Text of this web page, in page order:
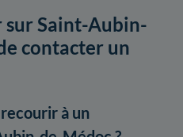
Saint-Aubin-
contacter un
à un